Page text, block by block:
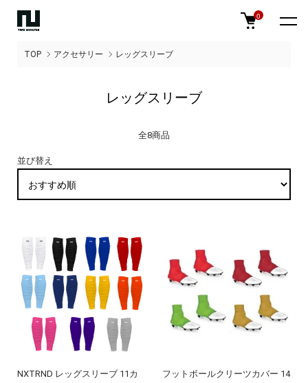
0
TOP アクセサリー レッグスリーブ
レッグスリーブ
全8商品
並び替え
NXTRND レッグスリーブ 11カ
フットボールクリーツカバー 14